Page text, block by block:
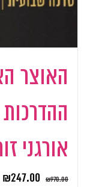
האוצר
אורגני
₪970.00
₪247.00